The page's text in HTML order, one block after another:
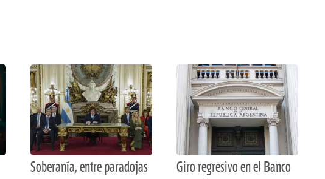
Soberanía, entre paradojas
Giro regresivo en el Banco